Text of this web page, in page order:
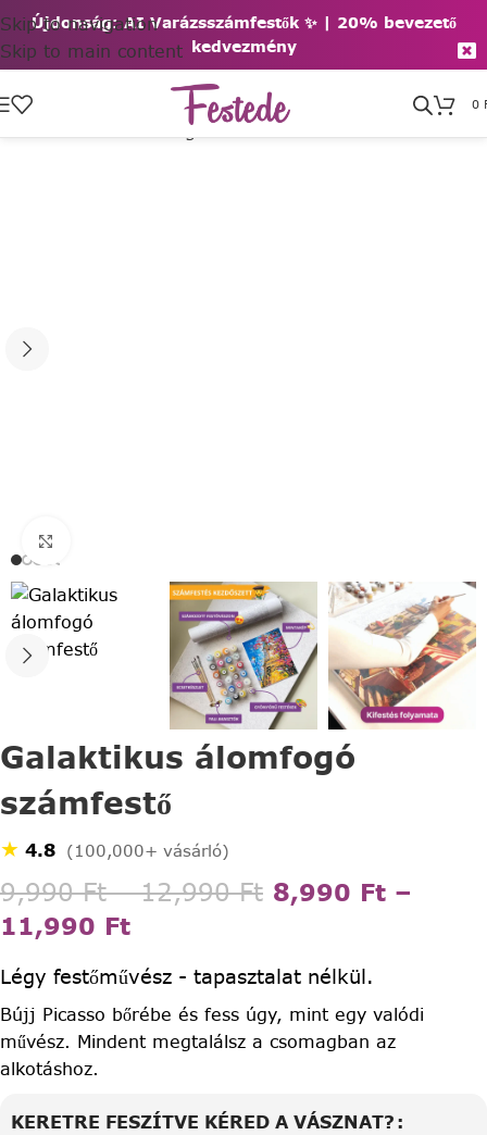
Újdonság: AI Varázsszámfestők ✨ | 20% bevezető
kedvezmény
Skip to navigation
Skip to main content
0
Galaktikus álomfogó
számfestő
★ 4.8 (100,000+ vásárló)
9,990Ft – 12,990Ft 8,990 Ft –
11,990 Ft
Légy festőművész - tapasztalat nélkül.
Bújj Picasso bőrébe és fess úgy, mint egy valódi
művész. Mindent megtalálsz a csomagban az
alkotáshoz.
KERETRE FESZÍTVE KÉRED A VÁSZNAT?